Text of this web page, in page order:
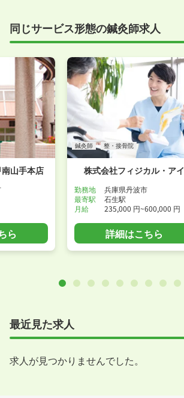
同じサービス形態の鍼灸師求人
山手本店
ら
鍼灸師 整・接骨院
株式会社フィジカル・アイ
勤務地
兵庫県丹波市
最寄駅
石生駅
月給
235,000 円~600,000 円
詳細はこちら
最近見た求人
求人が見つかりませんでした。